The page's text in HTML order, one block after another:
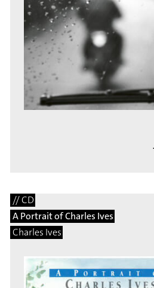
// CD
A Portrait of Charles Ives
Charles Ives